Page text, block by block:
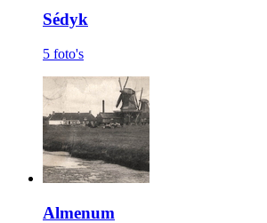
Sédyk
5 foto's
Almenum